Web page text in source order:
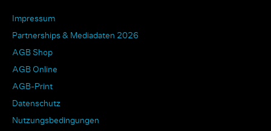
Impressum
Partnerships & Mediadaten 2026
AGB Shop
AGB Online
AGB-Print
Datenschutz
Nutzungsbedingungen